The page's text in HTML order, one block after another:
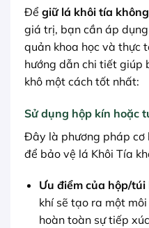
Để giữ lá khôi tía
giá trị, bạn cần áp
quản khoa học và thực
hướng dẫn chi tiết giúp
khô một cách tốt nhất:
Sử dụng hộp kín hoặc
Đây là phương pháp cơ
để bảo vệ lá Khôi Tía
Ưu điểm của hộp/túi
khí sẽ tạo ra một
hoàn toàn sự tiếp